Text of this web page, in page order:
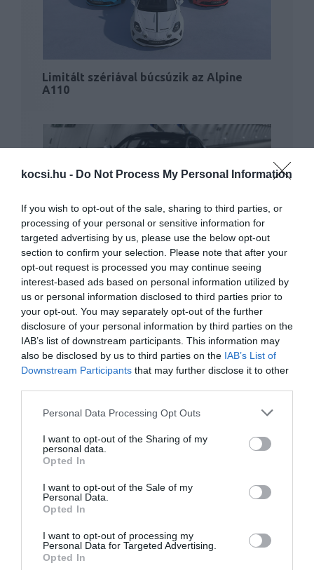
kocsi.hu - Do Not Process My Personal Information
If you wish to opt-out of the sale, sharing to third parties, or
processing of your personal or sensitive information for
targeted advertising by us, please use the below opt-out
section to confirm your selection. Please note that after your
opt-out request is processed you may continue seeing
interest-based ads based on personal information utilized by
us or personal information disclosed to third parties prior to
your opt-out. You may separately opt-out of the further
disclosure of your personal information by third parties on the
IAB’s list of downstream participants. This information may
also be disclosed by us to third parties on the IAB’s List of
Downstream Participants that may further disclose it to other
Please note that this website/app uses one or more Google
not limited to your visit or usage behaviour. You may click to
grant or deny consent to Google and its third-party tags to
use your data for below specified purposes in below Google
consent section.
Personal Data Processing Opt Outs
I want to opt-out of the Sharing of my
personal data.
Opted In
I want to opt-out of the Sale of my
Personal Data.
Opted In
I want to opt-out of processing my
Personal Data for Targeted Advertising.
Opted In
Limitált szériával búcsúzik az Alpine
A110
Terepre megy az Alpine A110, legalábbis
egy…
Bemutatták az Alpine A110 tovább
hergelt verzióját
Prémium belsőt kapott az Alpine A110